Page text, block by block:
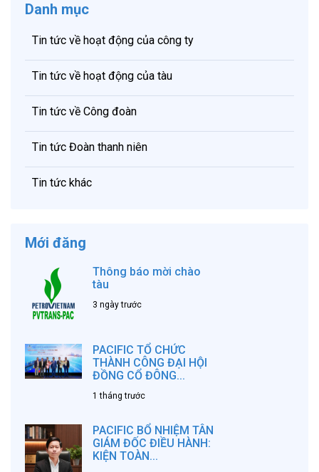
Danh mục
Tin tức về hoạt động của công ty
Tin tức về hoạt động của tàu
Tin tức về Công đoàn
Tin tức Đoàn thanh niên
Tin tức khác
Mới đăng
Thông báo mời chào
tàu
3 ngày trước
PACIFIC TỔ CHỨC
THÀNH CÔNG ĐẠI HỘI
ĐỒNG CỔ ĐÔNG...
1 tháng trước
PACIFIC BỔ NHIỆM TÂN
GIÁM ĐỐC ĐIỀU HÀNH:
KIỆN TOÀN...